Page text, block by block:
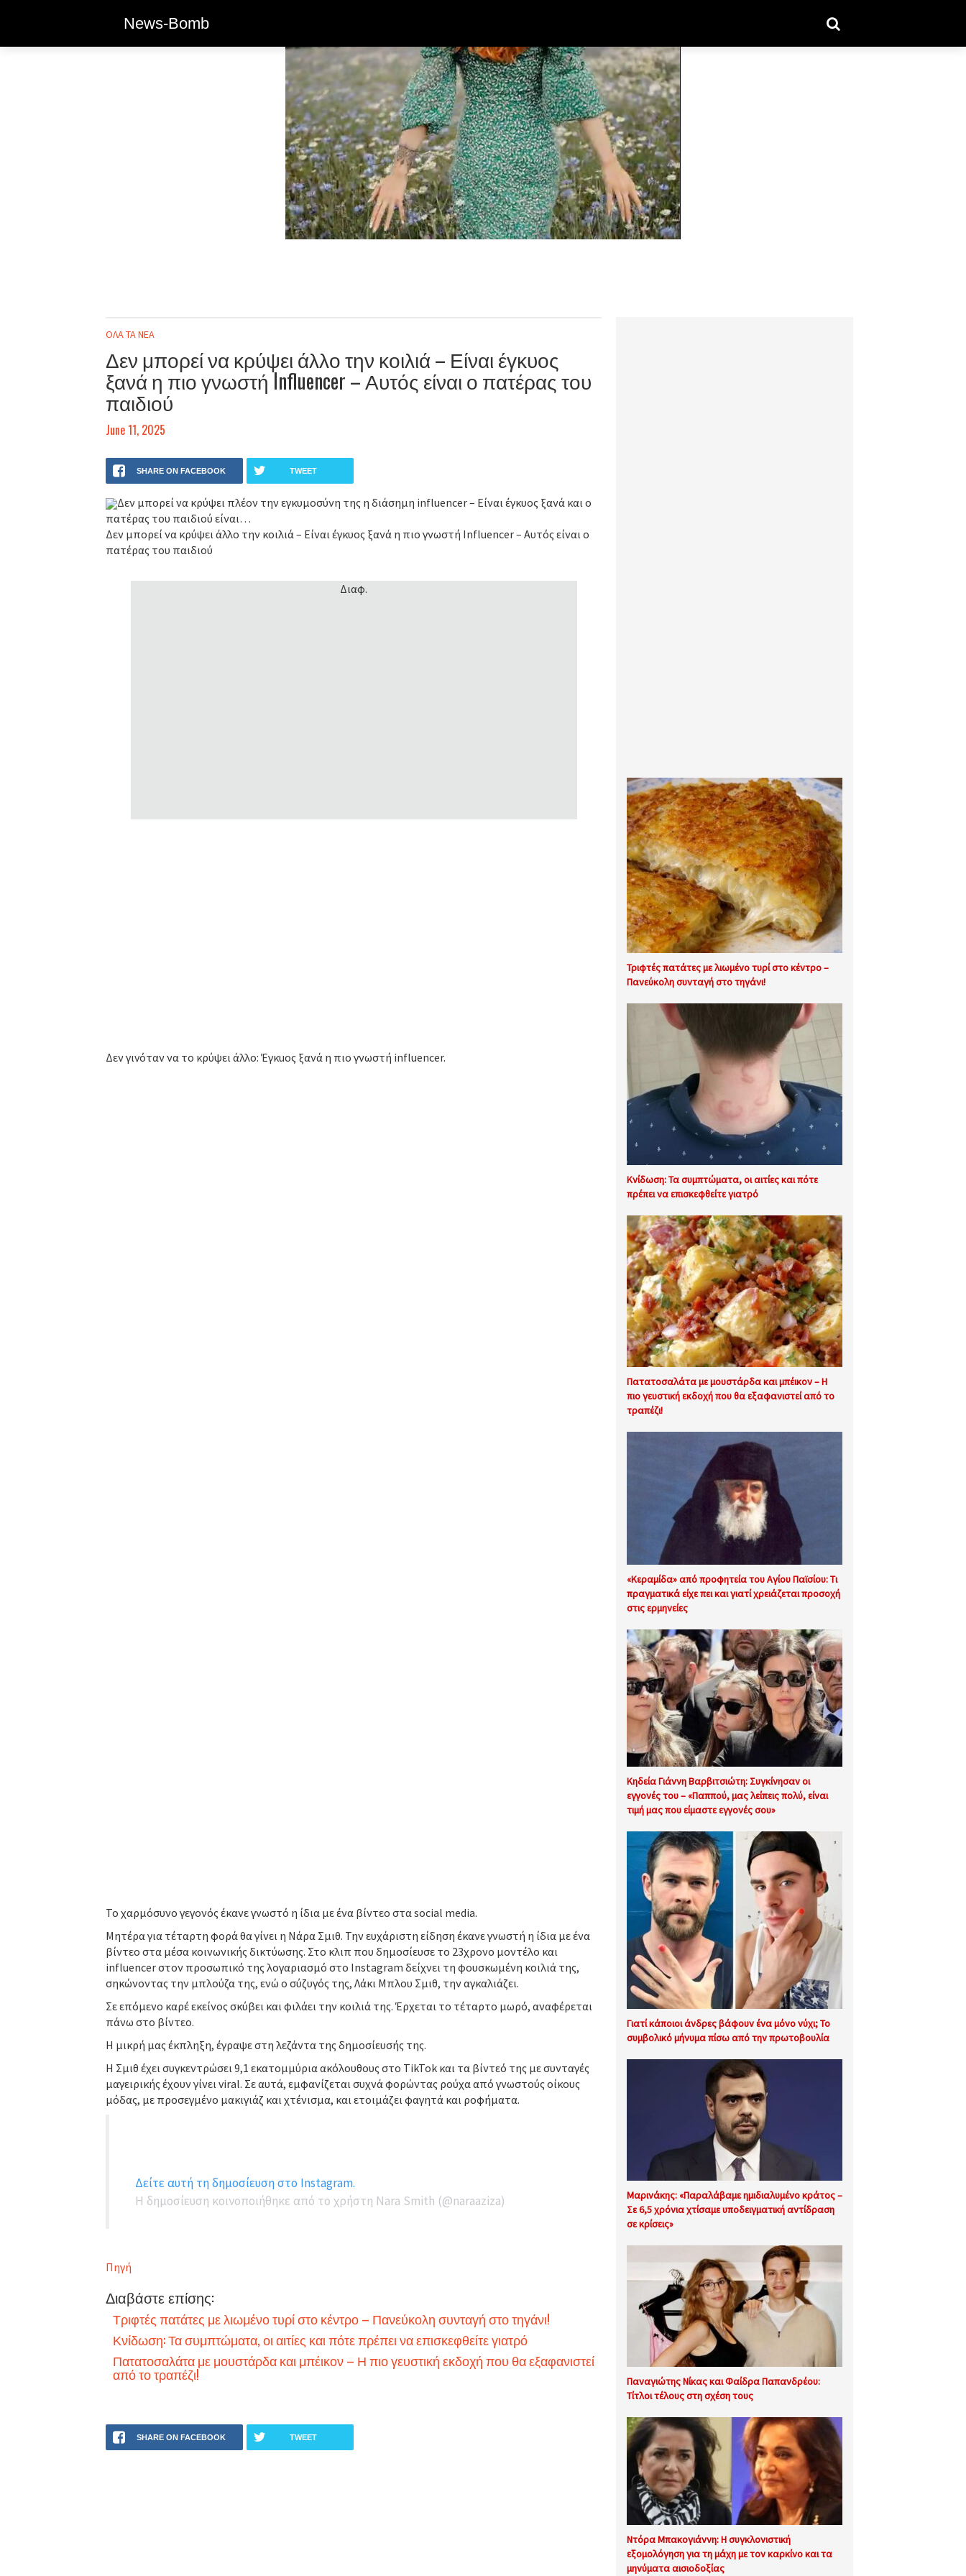
News-Bomb
ΟΛΑ ΤΑ ΝΕΑ
Δεν μπορεί να κρύψει άλλο την κοιλιά – Είναι έγκυος
ξανά η πιο γνωστή Influencer – Αυτός είναι ο πατέρας του
παιδιού
June 11, 2025
SHARE ON FACEBOOK TWEET
Δεν μπορεί να κρύψει πλέον την εγκυμοσύνη της η διάσημη influencer – Είναι έγκυος ξανά και ο
πατέρας του παιδιού είναι…
Δεν μπορεί να κρύψει άλλο την κοιλιά – Είναι έγκυος ξανά η πιο γνωστή Influencer – Αυτός είναι ο
πατέρας του παιδιού
Διαφ.
Δεν γιvόταν να το κρύψει άλλο: Έγκuος ξανά η πιο γνωστή influencer.
Το χαρμόσυνο γεγονός έκανε γνωστό η ίδια με ένα βίντεο στα social media.
Μητέρα για τέταρτη φορά θα γίνει η Νάρα Σμιθ. Την ευχάριστη είδηση έκανε γνωστή η ίδια με ένα
βίντεο στα μέσα κοινωνικής δικτύωσης. Στο κλιπ που δημοσίευσε το 23χρονο μοντέλο και
influencer στον προσωπικό της λογαριασμό στο Instagram δείχνει τη φουσκωμένη κοιλιά της,
σηκώνοντας την μπλούζα της, ενώ ο σύζυγός της, Λάκι Μπλου Σμιθ, την αγκαλιάζει.
Σε επόμενο καρέ εκείνος σκύβει και φιλάει την κοιλιά της. Έρχεται το τέταρτο μωρό, αναφέρεται
πάνω στο βίντεο.
Η μικρή μας έκπληξη, έγραψε στη λεζάντα της δημοσίευσής της.
Η Σμιθ έχει συγκεντρώσει 9,1 εκατομμύρια ακόλουθους στο TikTok και τα βίντεό της με συνταγές
μαγειρικής έχουν γίνει viral. Σε αυτά, εμφανίζεται συχνά φορώντας ρούχα από γνωστούς οίκους
μόδας, με προσεγμένο μακιγιάζ και χτένισμα, και ετοιμάζει φαγητά και ροφήματα.
Δείτε αυτή τη δημοσίευση στο Instagram.
Η δημοσίευση κοινοποιήθηκε από το χρήστη Nara Smith (@naraaziza)
Πηγή
Διαβάστε επίσης:
Τριφτές πατάτες με λιωμένο τυρί στο κέντρο – Πανεύκολη συνταγή στο τηγάνι!
Κνίδωση: Τα συμπτώματα, οι αιτίες και πότε πρέπει να επισκεφθείτε γιατρό
Πατατοσαλάτα με μουστάρδα και μπέικον – Η πιο γευστική εκδοχή που θα εξαφανιστεί
από το τραπέζι!
SHARE ON FACEBOOK TWEET
Τριφτές πατάτες με λιωμένο τυρί στο κέντρο –
Πανεύκολη συνταγή στο τηγάνι!
Κνίδωση: Τα συμπτώματα, οι αιτίες και πότε
πρέπει να επισκεφθείτε γιατρό
Πατατοσαλάτα με μουστάρδα και μπέικον – Η
πιο γευστική εκδοχή που θα εξαφανιστεί από το
τραπέζι!
«Κεραμίδα» από προφητεία του Αγίου Παϊσίου: Τι
πραγματικά είχε πει και γιατί χρειάζεται προσοχή
στις ερμηνείες
Κηδεία Γιάννη Βαρβιτσιώτη: Συγκίνησαν οι
εγγονές του – «Παππού, μας λείπεις πολύ, είναι
τιμή μας που είμαστε εγγονές σου»
Γιατί κάποιοι άνδρες βάφουν ένα μόνο νύχι; Το
συμβολικό μήνυμα πίσω από την πρωτοβουλία
Μαρινάκης: «Παραλάβαμε ημιδιαλυμένο κράτος –
Σε 6,5 χρόνια χτίσαμε υποδειγματική αντίδραση
σε κρίσεις»
Παναγιώτης Νίκας και Φαίδρα Παπανδρέου:
Τίτλοι τέλους στη σχέση τους
Ντόρα Μπακογιάννη: Η συγκλονιστική
εξομολόγηση για τη μάχη με τον καρκίνο και τα
μηνύματα αισιοδοξίας